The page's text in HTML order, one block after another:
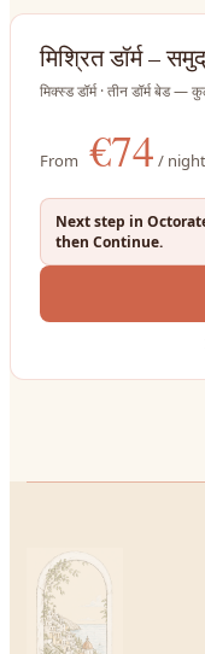
मिश्रित डॉर्म –
मिक्स्ड डॉर्म · तीन डॉर्म बेड
From €74 / night
Next step in
then Continue.